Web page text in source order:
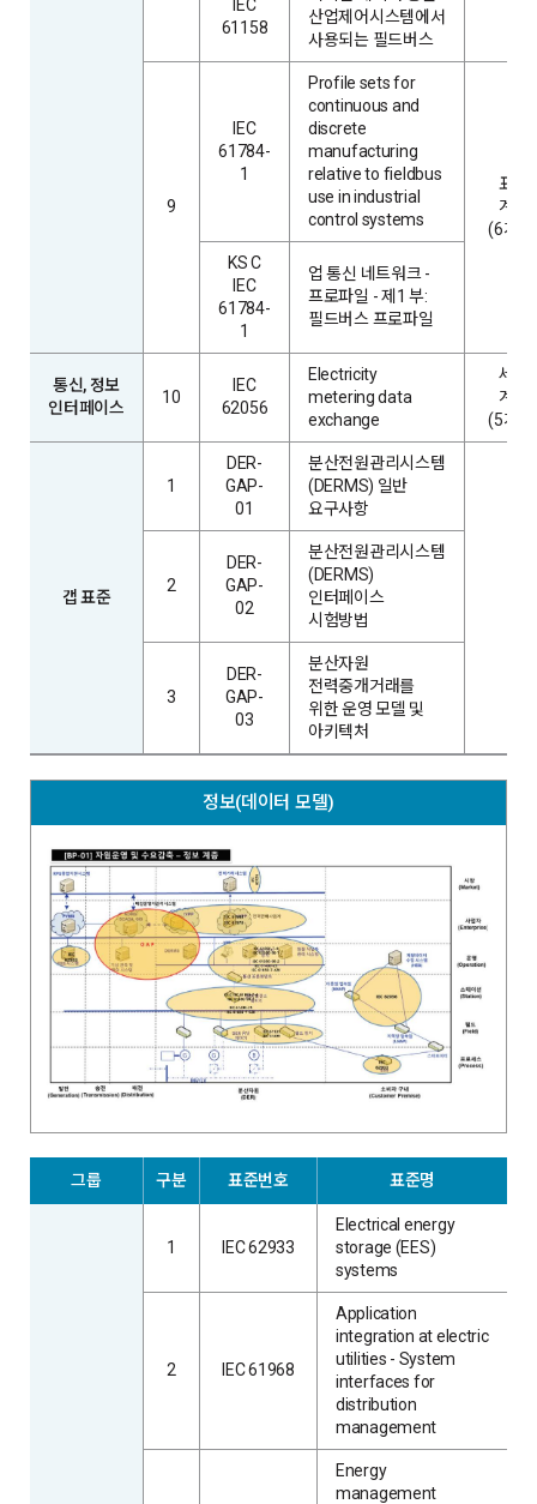
IEC
61158
산업제어시스템에서
사용되는 필드버스
9
IEC
61784-
1
Profile sets for
continuous and
discrete
manufacturing
relative to fieldbus
use in industrial
control systems
표현
계층
(6계층
KS C
IEC
61784-
1
업 통신 네트워크 -
프로파일 - 제1 부:
필드버스 프로파일
통신, 정보
인터페이스
10
IEC
62056
Electricity
metering data
exchange
세션
계층
(5계층
갭 표준
1
DER-
GAP-
01
분산전원관리시스템
(DERMS) 일반
요구사항
2
DER-
GAP-
02
분산전원관리시스템
(DERMS)
인터페이스
시험방법
3
DER-
GAP-
03
분산자원
전력중개거래를
위한 운영 모델 및
아키텍처
정보(데이터 모델)
그룹 구분 표준번호 표준명
1 IEC 62933
Electrical energy
storage (EES)
systems
2 IEC 61968
Application
integration at electric
utilities - System
interfaces for
distribution
management
Energy
management